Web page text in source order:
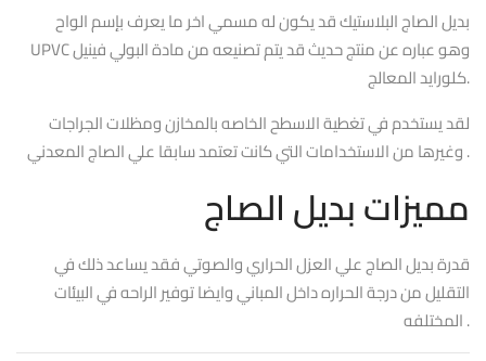
بديل الصاج البلاستيك قد يكون له مسمي اخر ما يعرف بإسم الواح
UPVC وهو عباره عن منتج حديث قد يتم تصنيعه من مادة البولي فينيل
كلورايد المعالج.
لقد يستخدم في تغطية الاسطح الخاصه بالمخازن ومظلات الجراجات
وغيرها من الاستخدامات التي كانت تعتمد سابقا علي الصاج المعدني .
مميزات بديل الصاج
قدرة بديل الصاج علي العزل الحراري والصوتي فقد يساعد ذلك في
التقليل من درجة الحراره داخل المباني وايضا توفير الراحه في البيئات
المختلفه .